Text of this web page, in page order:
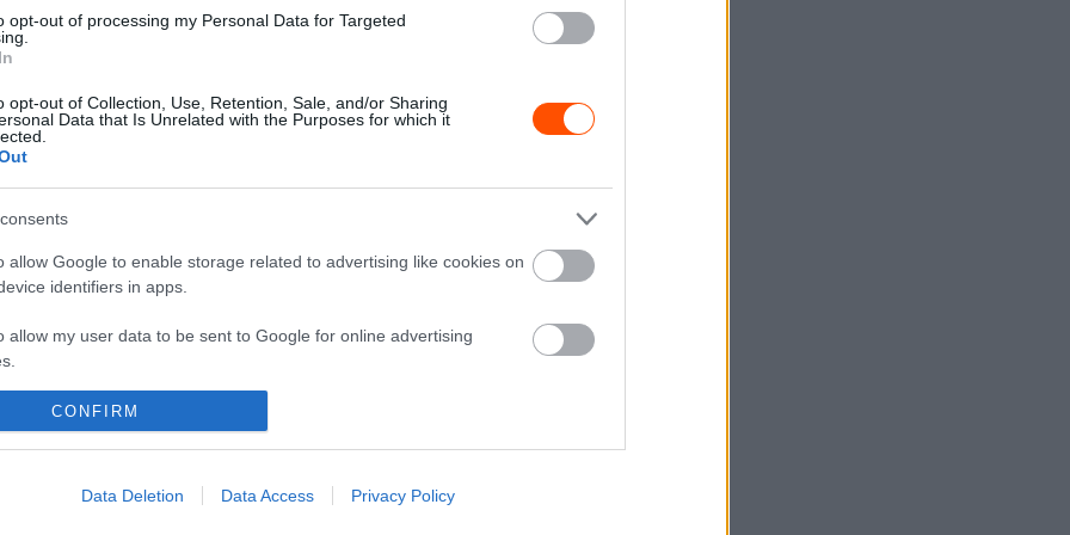
opt-out of processing my Personal Data for Targeted
opt-out of Collection, Use, Retention, Sale, and/or Sharing
Data that Is Unrelated with the Purposes for which it
allow Google to enable storage related to advertising like cookies on
identifiers in apps.
allow my user data to be sent to Google for online advertising
allow Google to send me personalized advertising.
identifiers in apps.
CONFIRM
Data Deletion Data Access Privacy Policy
szombat reggel a Rally Hungary-n,
ERC
hogy a leggyorsabb versenyző nyer
Hund Gábor